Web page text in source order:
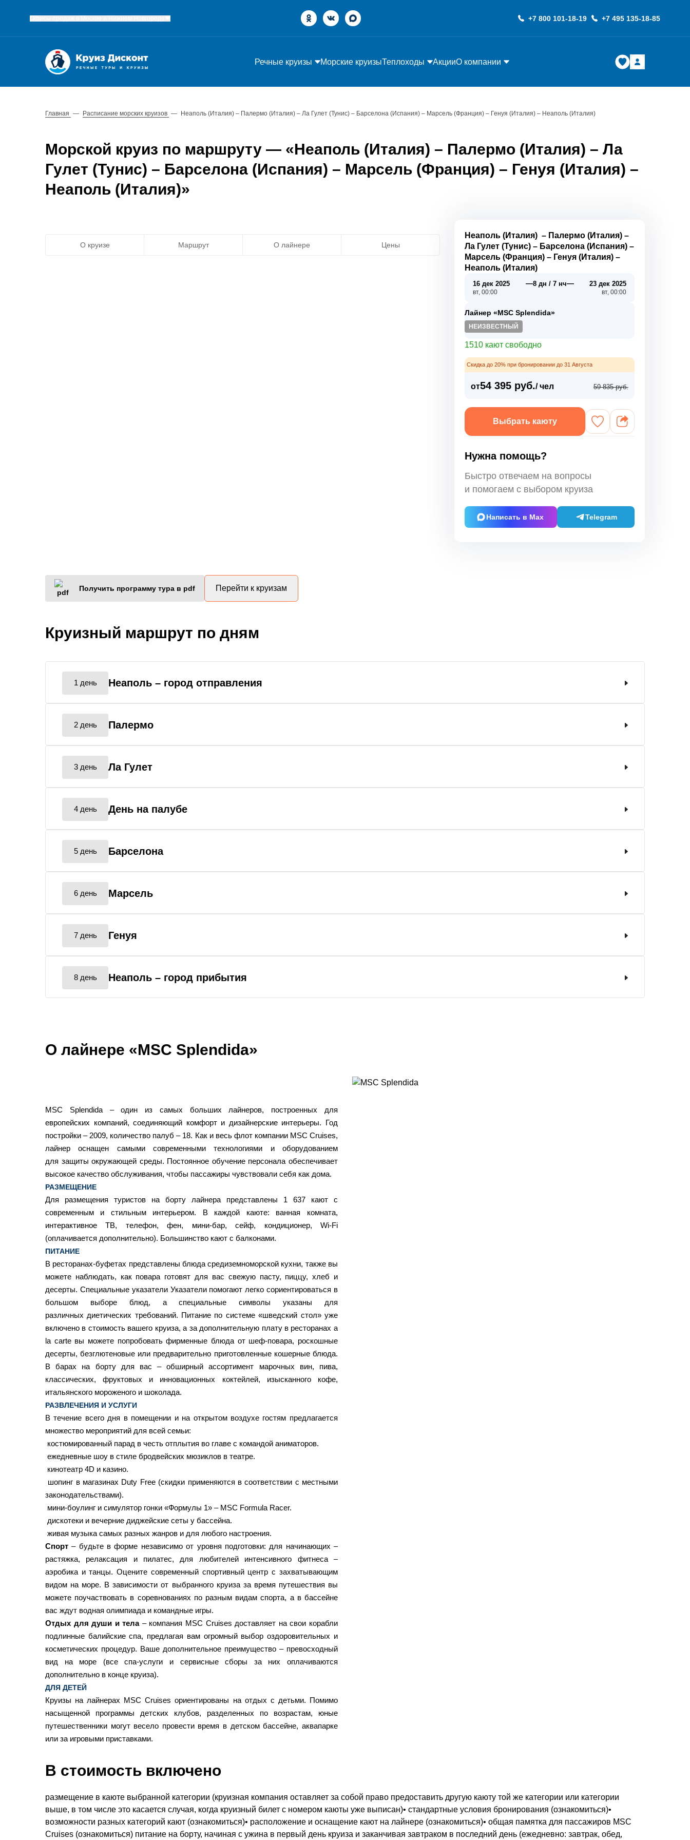
+7 800 101-18-19 +7 495 135-18-85
Речные круизы Морские круизыТеплоходы АкцииО компании
Главная — Расписание морских круизов — Неаполь (Италия) – Палермо (Италия) – Ла Гулет (Тунис) – Барселона (Испания) – Марсель (Франция) – Генуя (Италия) – Неаполь (Италия)
Морской круиз по маршруту — «Неаполь (Италия) – Палермо (Италия) – Ла
Гулет (Тунис) – Барселона (Испания) – Марсель (Франция) – Генуя (Италия) –
Неаполь (Италия)»
О круизе Маршрут О лайнере Цены
Неаполь (Италия) – Палермо (Италия) –
Ла Гулет (Тунис) – Барселона (Испания) –
Марсель (Франция) – Генуя (Италия) –
Неаполь (Италия)
16 дек 2025
вт, 00:00
—8 дн / 7 нч— 23 дек 2025
вт, 00:00
Лайнер «MSC Splendida»
НЕИЗВЕСТНЫЙ
1510 кают свободно
Скидка до 20% при бронировании до 31 Августа
от54 395 руб./ чел 59 835 руб.
Выбрать каюту
Нужна помощь?
Быстро отвечаем на вопросы
и помогаем с выбором круиза
Написать в Max Telegram
Получить программу тура в pdf Перейти к круизам
Круизный маршрут по дням
1 день Неаполь – город отправления
2 день Палермо
3 день Ла Гулет
4 день День на палубе
5 день Барселона
6 день Марсель
7 день Генуя
8 день Неаполь – город прибытия
О лайнере «MSC Splendida»
MSC Splendida – один из самых больших лайнеров, построенных для
европейских компаний, соединяющий комфорт и дизайнерские интерьеры. Год
постройки – 2009, количество палуб – 18. Как и весь флот компании MSC Cruises,
лайнер оснащен самыми современными технологиями и оборудованием
для защиты окружающей среды. Постоянное обучение персонала обеспечивает
высокое качество обслуживания, чтобы пассажиры чувствовали себя как дома.
РАЗМЕЩЕНИЕ
Для размещения туристов на борту лайнера представлены 1 637 кают с
современным и стильным интерьером. В каждой каюте: ванная комната,
интерактивное ТВ, телефон, фен, мини-бар, сейф, кондиционер, Wi-Fi
(оплачивается дополнительно). Большинство кают с балконами.
ПИТАНИЕ
В ресторанах-буфетах представлены блюда средиземноморской кухни, также вы
можете наблюдать, как повара готовят для вас свежую пасту, пиццу, хлеб и
десерты. Специальные указатели Указатели помогают легко сориентироваться в
большом выборе блюд, а специальные символы указаны для
различных диетических требований. Питание по системе «шведский стол» уже
включено в стоимость вашего круиза, а за дополнительную плату в ресторанах a
la carte вы можете попробовать фирменные блюда от шеф-повара, роскошные
десерты, безглютеновые или предварительно приготовленные кошерные блюда.
В барах на борту для вас – обширный ассортимент марочных вин, пива,
классических, фруктовых и инновационных коктейлей, изысканного кофе,
итальянского мороженого и шоколада.
РАЗВЛЕЧЕНИЯ И УСЛУГИ
В течение всего дня в помещении и на открытом воздухе гостям предлагается
множество мероприятий для всей семьи:
костюмированный парад в честь отплытия во главе с командой аниматоров.
ежедневные шоу в стиле бродвейских мюзиклов в театре.
кинотеатр 4D и казино.
шопинг в магазинах Duty Free (скидки применяются в соответствии с местными
законодательствами).
мини-боулинг и симулятор гонки «Формулы 1» – MSC Formula Racer.
дискотеки и вечерние диджейские сеты у бассейна.
живая музыка самых разных жанров и для любого настроения.
Спорт – будьте в форме независимо от уровня подготовки: для начинающих –
растяжка, релаксация и пилатес, для любителей интенсивного фитнеса –
аэробика и танцы. Оцените современный спортивный центр с захватывающим
видом на море. В зависимости от выбранного круиза за время путешествия вы
можете поучаствовать в соревнованиях по разным видам спорта, а в бассейне
вас ждут водная олимпиада и командные игры.
Отдых для души и тела– компания MSC Cruises доставляет на свои корабли
подлинные балийские спа, предлагая вам огромный выбор оздоровительных и
косметических процедур. Ваше дополнительное преимущество – превосходный
вид на море (все спа-услуги и сервисные сборы за них оплачиваются
дополнительно в конце круиза).
ДЛЯ ДЕТЕЙ
Круизы на лайнерах MSC Cruises ориентированы на отдых с детьми. Помимо
насыщенной программы детских клубов, разделенных по возрастам, юные
путешественники могут весело провести время в детском бассейне, аквапарке
или за игровыми приставками.
В стоимость включено
размещение в каюте выбранной категории (круизная компания оставляет за собой право предоставить другую каюту той же категории или категории
выше, в том числе это касается случая, когда круизный билет с номером каюты уже выписан)• стандартные условия бронирования (ознакомиться)•
возможности разных категорий кают (ознакомиться)• расположение и оснащение кают на лайнере (ознакомиться)• общая памятка для пассажиров MSC
Cruises (ознакомиться) питание на борту, начиная с ужина в первый день круиза и заканчивая завтраком в последний день (ежедневно: завтрак, обед,